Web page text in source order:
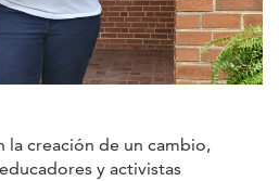
la creación de un cambio,
y activistas